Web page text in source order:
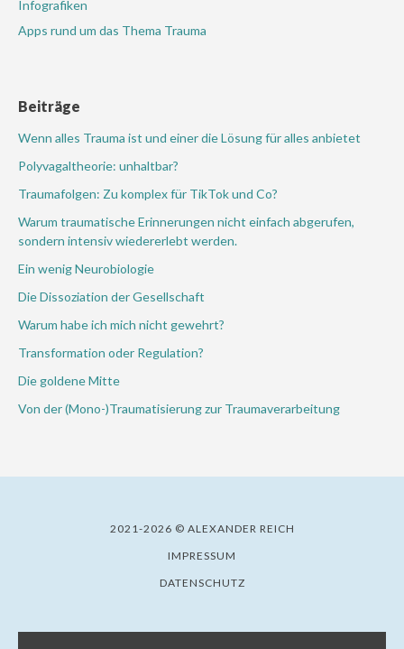
Infografiken
Apps rund um das Thema Trauma
Beiträge
Wenn alles Trauma ist und einer die Lösung für alles anbietet
Polyvagaltheorie: unhaltbar?
Traumafolgen: Zu komplex für TikTok und Co?
Warum traumatische Erinnerungen nicht einfach abgerufen,
sondern intensiv wiedererlebt werden.
Ein wenig Neurobiologie
Die Dissoziation der Gesellschaft
Warum habe ich mich nicht gewehrt?
Transformation oder Regulation?
Die goldene Mitte
Von der (Mono-)Traumatisierung zur Traumaverarbeitung
2021-2026 © ALEXANDER REICH
IMPRESSUM
DATENSCHUTZ